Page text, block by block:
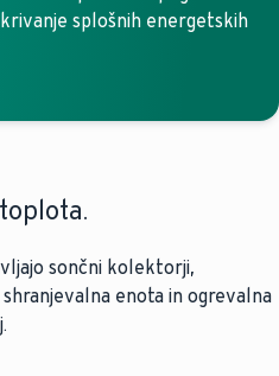
splošnih energetskih
sončni kolektorji,
enota in ogrevalna